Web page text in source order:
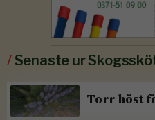
/Senaste ur
Torr höst